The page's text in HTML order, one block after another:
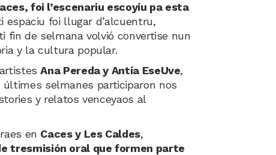
foi l’escenariu escoyíu pa esta
espaciu foi llugar d’alcuentru,
fin de selmana volvió convertise nun
y la cultura popular.
artistesAna Pereda y Antía EseUve,
selmanes participaron nos
y relatos venceyaos al
en Caces y Les Caldes,
tresmisión oral que formen parte